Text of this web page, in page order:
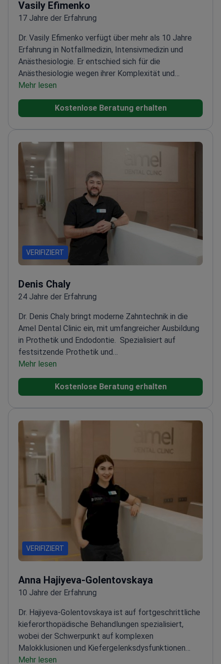
Vasily Efimenko
17 Jahre der Erfahrung
Dr. Vasily Efimenko verfügt über mehr als 10 Jahre
Erfahrung in Notfallmedizin, Intensivmedizin und
Anästhesiologie. Er entschied sich für die
Anästhesiologie wegen ihrer Komplexität und
Verantwortung.
vollständigen Vorlesungskurs des Committee for
European Education in Anaesthesiology (CEEA).
(ATLS)-Zertifikat des Royal Sussex County Hospital
in Großbritannien. Er ist bekannt für seine
Detailgenauigkeit, ausgeprägte analytische
Fähigkeiten und sein Engagement für kontinuierliche
Weiterbildung. Im Bereich der Intensivmedizin erzielt
er stets positive Ergebnisse.
Mehr lesen
Kostenlose Beratung erhalten
VERIFIZIERT
Denis Chaly
24 Jahre der Erfahrung
Dr. Denis Chaly bringt moderne Zahntechnik in die
Amel Dental Clinic ein, mit umfangreicher Ausbildung
in Prothetik und Endodontie.
Spezialisiert auf
festsitzende Prothetik und
Implantatversorgungen
internationalen ZahnarztkonferenzenBietet
Kinderzahnheilkunde
Mehr lesen
Kostenlose Beratung erhalten
VERIFIZIERT
Anna Hajiyeva-Golentovskaya
10 Jahre der Erfahrung
Dr. Hajiyeva-Golentovskaya ist auf fortgeschrittliche
kieferorthopädische Behandlungen spezialisiert,
wobei der Schwerpunkt auf komplexen
Malokklusionen und Kiefergelenksdysfunktionen
(CMD) in der Amel Dental Clinic liegt.
Mehr lesen